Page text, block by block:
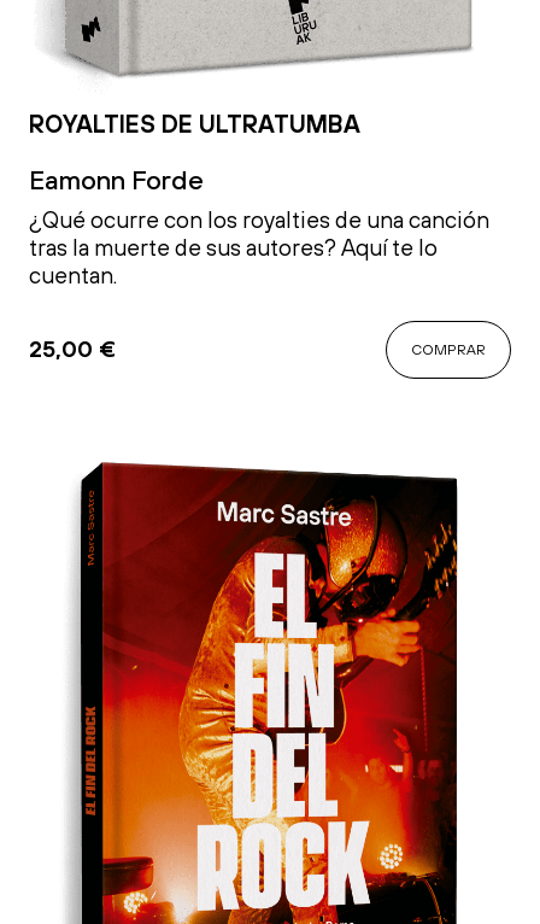
ROYALTIES DE ULTRATUMBA
Eamonn Forde
¿Qué ocurre con los royalties de una canción
tras la muerte de sus autores? Aquí te lo
cuentan.
25,00 € COMPRAR